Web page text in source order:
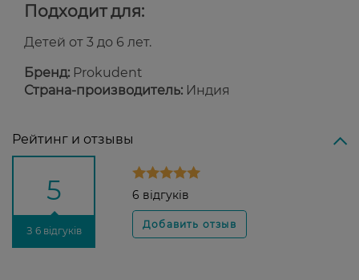
Подходит для:
Детей от 3 до 6 лет.
Бренд: Prokudent
Страна-производитель: Индия
Рейтинг и отзывы
5
З 6 відгуків
6 відгуків